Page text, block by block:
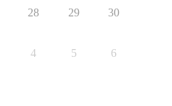
28 29 30
4 5 6